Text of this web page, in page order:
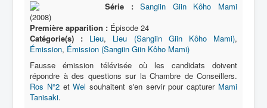
Série :
Sangiin Giin Kôho Mami
(2008)
Première apparition : Épisode 24
Catégorie(s) :
Lieu, Lieu (Sangiin Giin Kôho Mami),
Émission, Émission (Sangiin Giin Kôho Mami)
Fausse émission télévisée où les candidats doivent
répondre à des questions sur la Chambre de Conseillers.
Ros N°2etWel souhaitent s'en servir pour capturer Mami
Tanisaki.